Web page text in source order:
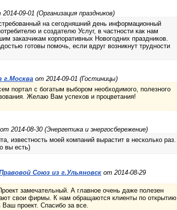
09-01 (Организация праздников)
на сегодняшний день информационный
и создателю Услуг, в частности как нам
заказчикам корпоративных Новогодних праздников.
готовы помочь, если вдруг возникнут трудности
г.Москва от 2014-09-01 (Гостиницы)
с богатым выбором необходимого, полезного
Желаю Вам успехов и процветания!
от 2014-08-30 (Энергетика и энергосбережение)
известность моей компаний вырастит в несколько раз.
вы есть)
Союз из г.Ульяновск от 2014-08-29
замечательный. А главное очень даже полезен
свои фирмы. К нам обращаются клиенты по открытию
Ваш проект. Спасибо за все.